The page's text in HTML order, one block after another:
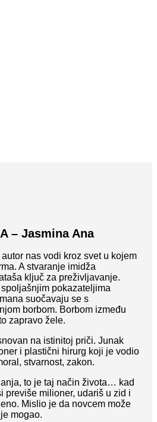
– Jasmina Ana
autor nas vodi kroz svet u kojem
A stvaranje imidža
ključ za preživljavanje.
pokazateljima
suočavaju se s
borbom. Borbom između
zapravo žele.
na istinitoj priči. Junak
i plastični hirurg koji je vodio
stvarnost, zakon.
to je taj način života… kad
previše milioner, udariš u zid i
Mislio je da novcem može
mogao.